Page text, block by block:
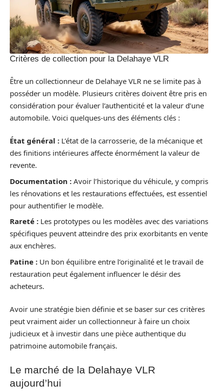
Critères de collection pour la Delahaye VLR
Être un collectionneur de Delahaye VLR ne se limite pas à
posséder un modèle. Plusieurs critères doivent être pris en
considération pour évaluer l’authenticité et la valeur d’une
automobile. Voici quelques-uns des éléments clés :
État général : L’état de la carrosserie, de la mécanique et
des finitions intérieures affecte énormément la valeur de
revente.
Documentation : Avoir l’historique du véhicule, y compris
les rénovations et les restaurations effectuées, est essentiel
pour authentifier le modèle.
Rareté : Les prototypes ou les modèles avec des variations
spécifiques peuvent atteindre des prix exorbitants en vente
aux enchères.
Patine : Un bon équilibre entre l’originalité et le travail de
restauration peut également influencer le désir des
acheteurs.
Avoir une stratégie bien définie et se baser sur ces critères
peut vraiment aider un collectionneur à faire un choix
judicieux et à investir dans une pièce authentique du
patrimoine automobile français.
Le marché de la Delahaye VLR
aujourd’hui